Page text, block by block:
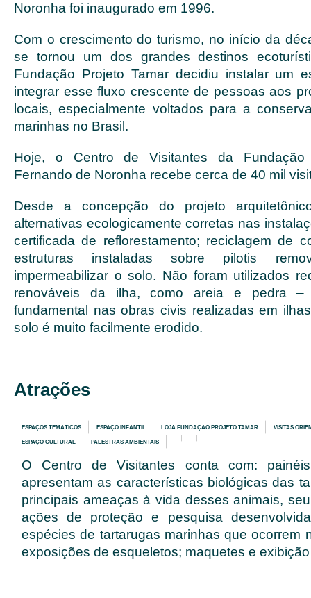
Noronha foi inaugurado em 1996.
Com o crescimento do turismo, no início da
se tornou um dos grandes destinos
Fundação Projeto Tamar decidiu instalar um
integrar esse fluxo crescente de pessoas aos
locais, especialmente voltados para a
marinhas no Brasil.
Hoje, o Centro de Visitantes da Fundação
Fernando de Noronha recebe cerca de 40 mil
Desde a concepção do projeto
alternativas ecologicamente corretas nas
certificada de reflorestamento; reciclagem de
estruturas instaladas sobre pilotis
impermeabilizar o solo. Não foram utilizados
renováveis da ilha, como areia e pedra –
fundamental nas obras civis realizadas em
solo é muito facilmente erodido.
Atrações
ESPAÇOS TEMÁTICOS ESPAÇO INFANTIL LOJA FUNDAÇÃO PROJETO TAMAR VISITAS
ESPAÇO CULTURAL PALESTRAS AMBIENTAIS
O Centro de Visitantes conta com:
apresentam as características biológicas das
principais ameaças à vida desses animais,
ações de proteção e pesquisa
espécies de tartarugas marinhas que ocorrem
exposições de esqueletos; maquetes e